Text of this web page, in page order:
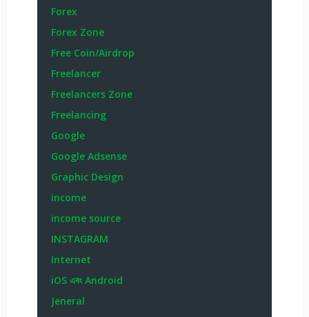
Forex
Forex Zone
Free Coin/Airdrop
Freelancer
Freelancers Zone
Freelancing
Google
Google Adsense
Graphic Design
income
income source
INSTAGRAM
Internet
iOS এবং Android
Jeneral